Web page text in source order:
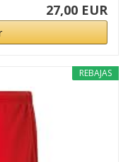
27,00 EUR
REBAJAS